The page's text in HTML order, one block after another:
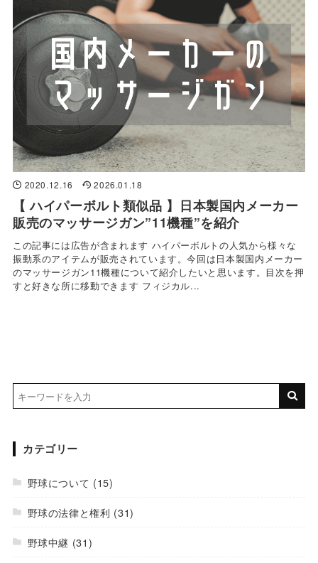
2020.12.16 2026.01.18
【 ハイパーボルト類似品 】日本製国内メーカー
販売のマッサージガン”11機種”を紹介
この記事には広告が含まれます ハイパーボルトの人気から様々な
振動系のアイテムが販売されています。今回は日本製国内メーカー
のマッサージガン11機種について紹介したいと思います。目次を押
すと好きな所に移動できます フィジカル...
カテゴリー
野球について (15)
野球の法律と権利 (31)
野球中継 (31)